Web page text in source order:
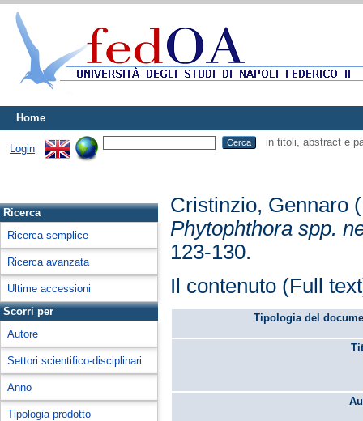
Home
Login
in titoli, abstract e
Ricerca
Ricerca semplice
Ricerca avanzata
Ultime accessioni
Scorri per
Autore
Settori scientifico-disciplinari
Anno
Tipologia prodotto
Cristinzio, Gennaro
Phytophthora spp.
123-130.
Il contenuto (Full
Tipologia del